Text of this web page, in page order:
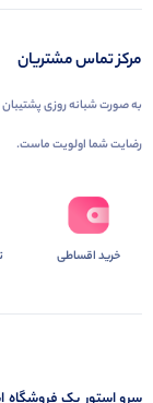
مرکز تماس مشتریان
به صورت شبانه روزی
رضایت شما اولویت ماست.
خرید اقساطی